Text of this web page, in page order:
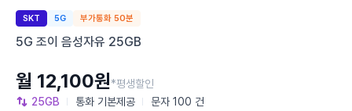
SKT 5G 부가통화 50분
5G 조이 음성자유 25GB
25GB 통화 기본제공 문자 100 건
월 12,100원*평생할인